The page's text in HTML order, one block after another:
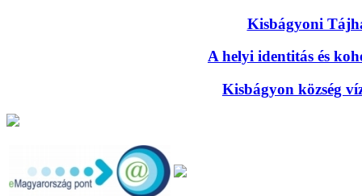
Kisbágyoni
A helyi identitás és
Kisbágyon község